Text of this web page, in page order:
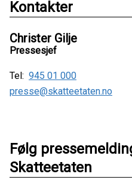
Kontakter
Christer Gilje
Pressesjef
Tel: 945 01 000
presse@skatteetaten.no
Følg
Skatteetaten